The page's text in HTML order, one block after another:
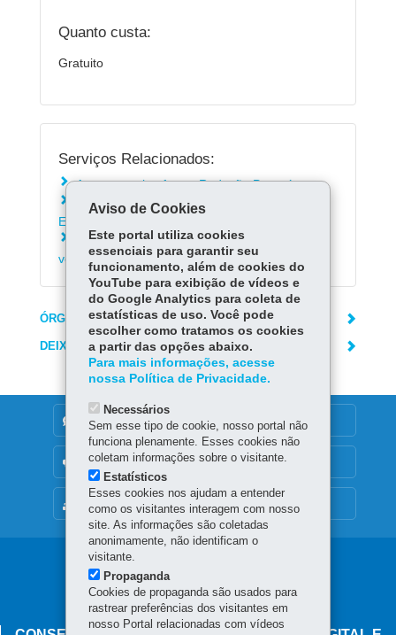
Quanto custa:
Gratuito
Serviços Relacionados:
Acessar a plataforma Redação Paraná
Consultar Acervo Digital da Secretaria de
Educação
Preparar-se para o Enem e para concursos
vestibulares
ÓRGÃO RESPONSÁVEL
DEIXE SUA OPINIÃO
MAPA DO SITE
DENUNCIE CORRUPÇÃO
OUVIDORIA
Navegação
principal
Aviso de Cookies
Este portal utiliza cookies
essenciais para garantir seu
funcionamento, além de cookies do
YouTube para exibição de vídeos e
do Google Analytics para coleta de
estatísticas de uso. Você pode
escolher como tratamos os cookies
a partir das opções abaixo.
Para mais informações, acesse
nossa Política de Privacidade.
Necessários
Sem esse tipo de cookie, nosso portal não
funciona plenamente. Esses cookies não
coletam informações sobre o visitante.
Estatísticos
Esses cookies nos ajudam a entender
como os visitantes interagem com nosso
site. As informações são coletadas
anonimamente, não identificam o
visitante.
Propaganda
Cookies de propaganda são usados para
rastrear preferências dos visitantes em
nosso Portal relacionadas com vídeos